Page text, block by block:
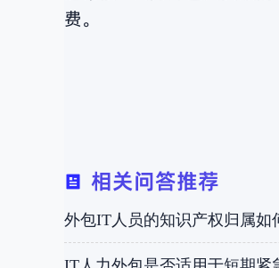
费。
相关问答推荐
外包IT人员的知识产权归属如